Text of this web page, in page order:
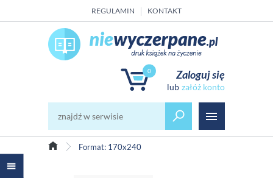
REGULAMIN KONTAKT
0 Zaloguj się
załóż konto
Format: 170x240